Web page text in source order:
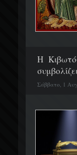
H
Σάββατο, 1